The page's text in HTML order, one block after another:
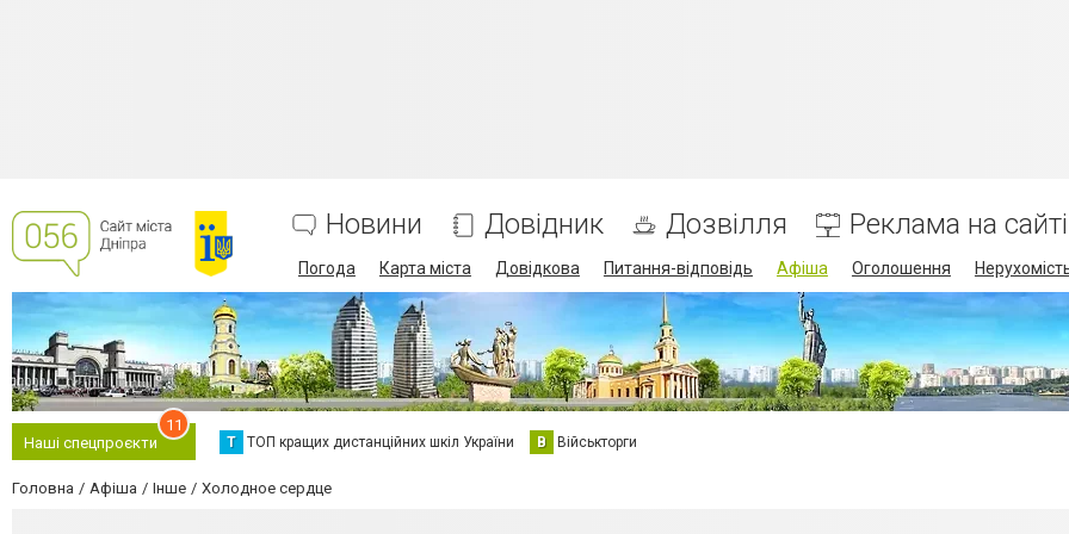
Новини Довідник Дозвілля Реклама на сайті
Погода Карта міста Довідкова Питання-відповідь Афіша Оголошення
Наші спецпроєкти
11
Т ТОП кращих дистанційних шкіл України В Військторги
Головна Афіша Інше Холодное сердце